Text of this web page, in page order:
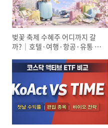
벚꽃 축제 수혜주 어디까지 갈
까?｜호텔·여행·항공·유통 관